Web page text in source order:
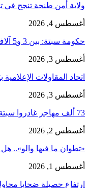
ولاية أمن طنجة تنجح
أغسطس 4, 2026
حكومة سبتة: بين 3 و5 آلاف مهاجر ما زالوا داخل المدينة و862…
أغسطس 3, 2026
اتحاد المقاولات
أغسطس 3, 2026
73 ألف مهاجر غادروا سبتة إلى المغرب وعدد القتلى يرتفع لـ71
أغسطس 2, 2026
«تطوان ما فيها والو».. هل
أغسطس 1, 2026